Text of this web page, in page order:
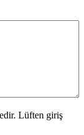
Lüften giriş